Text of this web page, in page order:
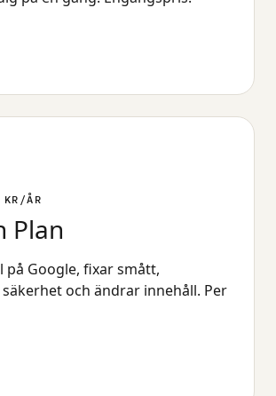
ÅR
Plan
på Google, fixar smått,
och ändrar innehåll. Per